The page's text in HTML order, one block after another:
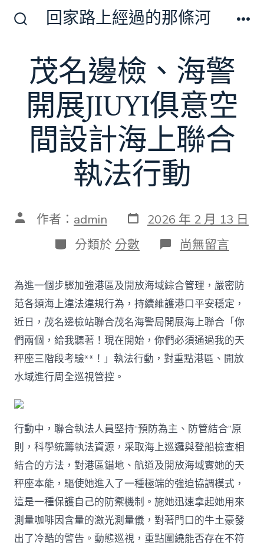
切
開
關
回家路上經過的那條河
茂名邊檢、海警
開展JIUYI俱意空
間設計海上聯合
執法行動
文 作者： admin 發
表
日
期
2026 年 2 月 13 日
分
類
分類於 分數 在
〈茂
邊
檢、
海
警
開
展
JIUYI
俱
計
海
上
聯
合
執
法
行
動〉
中
尚無留言
為進一個步驟加強港區及開放海域綜合管理，嚴密防
范各類海上違法違規行為，持續維護港口平安穩定，
近日，茂名邊檢站聯合茂名海警局開展海上聯合「你
們兩個，給我聽著！現在開始，你們必須通過我的天
秤座三階段考驗**！」執法行動，對重點港區、開放
水域進行周全巡視管控。
行動中，聯合執法人員堅持“預防為主、防管結合”原
則，科學統籌執法資源，采取海上巡邏與登船檢查相
結合的方法，對港區錨地、航道及開放海域實她的天
秤座本能，驅使她進入了一種極端的強迫協調模式，
這是一種保護自己的防禦機制。施她迅速拿起她用來
測量咖啡因含量的激光測量儀，對著門口的牛土豪發
出了冷酷的警告。動態巡視，重點圍繞能否存在不符